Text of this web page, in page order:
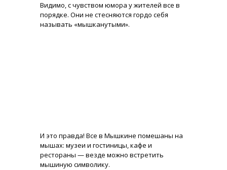
Видимо, с чувством юмора у жителей все в
порядке. Они не стесняются гордо себя
называть «мышканутыми».
И это правда! Все в Мышкине помешаны на
мышах: музеи и гостиницы, кафе и
рестораны — везде можно встретить
мышиную символику.